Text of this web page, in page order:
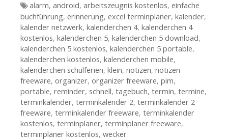
Tags
alarm, android, arbeitszeugnis kostenlos, einfache
buchführung, erinnerung, excel terminplaner, kalender,
kalender netzwerk, kalenderchen 4, kalenderchen 4
kostenlos, kalenderchen 5, kalenderchen 5 download,
kalenderchen 5 kostenlos, kalenderchen 5 portable,
kalenderchen kostenlos, kalenderchen mobile,
kalenderchen schulferien, klein, notizen, notizen
freeware, organizer, organizer freeware, pim,
portable, reminder, schnell, tagebuch, termin, termine,
terminkalender, terminkalender 2, terminkalender 2
freeware, terminkalender freeware, terminkalender
kostenlos, terminplaner, terminplaner freeware,
terminplaner kostenlos, wecker